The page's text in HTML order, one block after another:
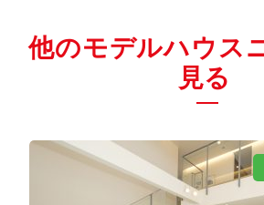
他のモデルハウス
見る